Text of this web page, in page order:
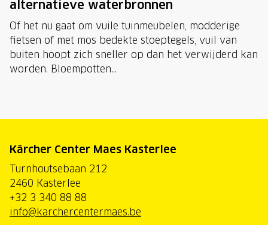
alternatieve waterbronnen
Of het nu gaat om vuile tuinmeubelen, modderige
fietsen of met mos bedekte stoeptegels, vuil van
buiten hoopt zich sneller op dan het verwijderd kan
worden. Bloempotten...
Kärcher Center Maes Kasterlee
Turnhoutsebaan 212
2460 Kasterlee
+32 3 340 88 88
info@karchercentermaes.be